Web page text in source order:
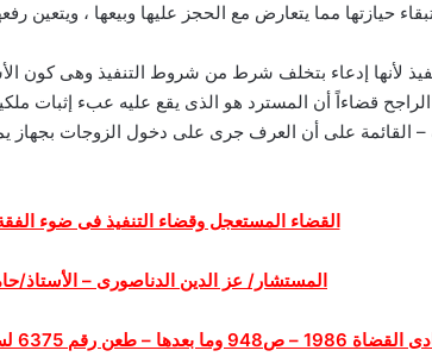
حيازتها مما يتعارض مع الحجز عليها وبيعها ، ويتعين
لأنها إدعاء بتخلف شرط من شروط التنفيذ وهى كون
الراجح قضاءاً أن المسترد هو الذى يقع عليه عبء إثبات
– القائمة على أن العرف جرى على دخول الزوجات بجهاز
القضاء المستعجل وقضاء التنفيذ فى ضوء
المستشار/ عز الدين الدناصورى – الأستاذ/
– طعن رقم 6375 لسنة 62 ق جلسة 12/4/2000